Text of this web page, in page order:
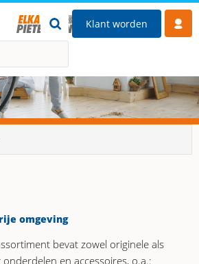
Klant worden
omgeving
bevat zowel originele als
en accessoires, o.a.: